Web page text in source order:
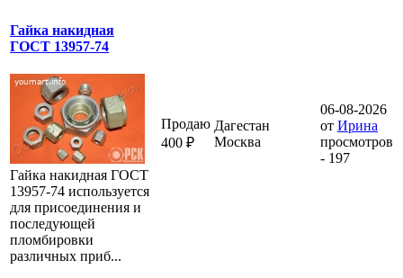
Гайка накидная
ГОСТ 13957-74
Гайка накидная ГОСТ
13957-74 используется
для присоединения и
последующей
пломбировки
различных приб...
Продаю
400 ₽
Дагестан
Москва
06-08-2026
от Ирина
просмотров
- 197